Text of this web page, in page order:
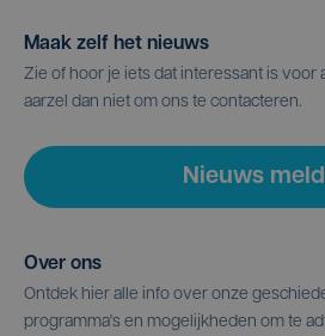
Maak zelf het nieuws
Zie of hoor je iets dat interessant is voor
aarzel dan niet om ons te contacteren.
Nieuws
Over ons
Ontdek hier alle info over onze
programma's en mogelijkheden om te